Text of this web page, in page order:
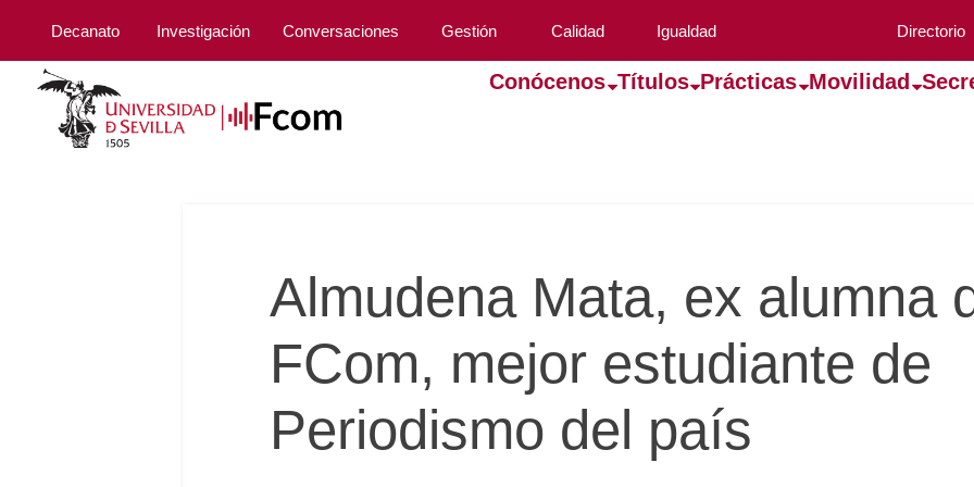
Decanato Investigación Conversaciones Gestión Calidad Igualdad Directorio
Conócenos Títulos Prácticas Movilidad
Almudena Mata, ex alumna
FCom, mejor estudiante de
Periodismo del país